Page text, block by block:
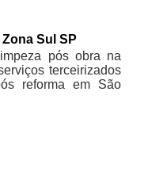
Sul SP
pós obra na
terceirizados
reforma em São